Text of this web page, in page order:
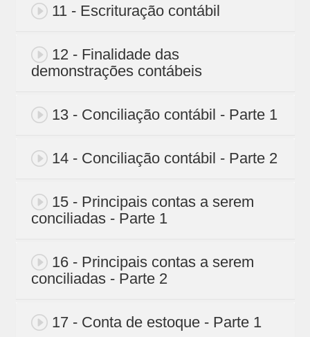
11 - Escrituração contábil
12 - Finalidade das
demonstrações contábeis
13 - Conciliação contábil - Parte 1
14 - Conciliação contábil - Parte 2
15 - Principais contas a serem
conciliadas - Parte 1
16 - Principais contas a serem
conciliadas - Parte 2
17 - Conta de estoque - Parte 1